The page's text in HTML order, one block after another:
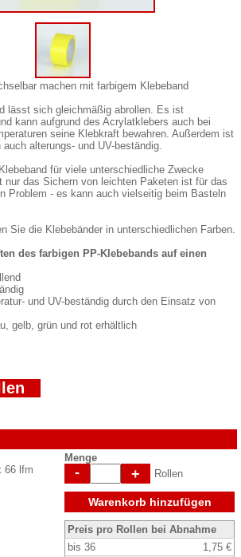
machen mit farbigem Klebeband
lässt sich gleichmäßig abrollen. Es ist
kann aufgrund des Acrylatklebers auch bei
seine Klebkraft bewahren. Außerdem ist
alterungs- und UV-beständig.
für viele unterschiedliche Zwecke
nur das Sichern von leichten Paketen ist für das
Problem - es kann auch vielseitig beim Basteln
Sie die Klebebänder in unterschiedlichen Farben.
des farbigen PP-Klebebands auf einen
und UV-beständig durch den Einsatz von
gelb, grün und rot erhältlich
66 lfm
Menge
- + Rollen
Warenkorb hinzufügen
Preis pro Rollen bei Abnahme
bis 36
1,75 €